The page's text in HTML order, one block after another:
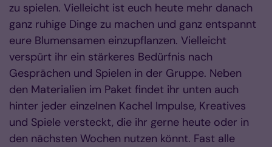
zu spielen. Vielleicht ist euch heute mehr danach
ganz ruhige Dinge zu machen und ganz entspannt
eure Blumensamen einzupflanzen. Vielleicht
verspürt ihr ein stärkeres Bedürfnis nach
Gesprächen und Spielen in der Gruppe. Neben
den Materialien im Paket findet ihr unten auch
hinter jeder einzelnen Kachel Impulse, Kreatives
und Spiele versteckt, die ihr gerne heute oder in
den nächsten Wochen nutzen könnt. Fast alle